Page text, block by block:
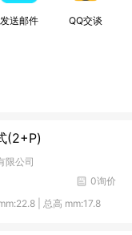
发送邮件 QQ交谈
(2+P)
限公司
0询价
| 总高 mm:17.8